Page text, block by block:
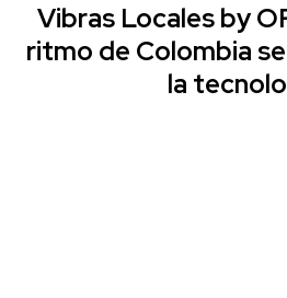
Vibras Locales by
ritmo de Colombia
la